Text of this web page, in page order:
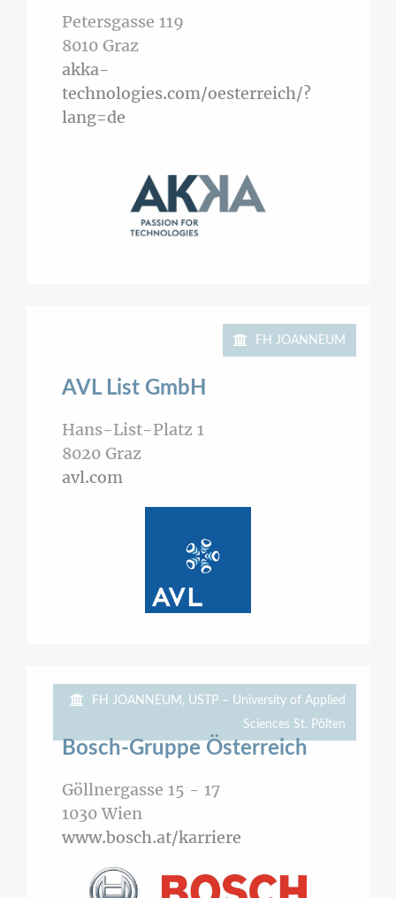
Petersgasse 119
8010 Graz
akka-
technologies.com/oesterreich/?
lang=de
FH JOANNEUM
AVL List GmbH
Hans-List-Platz 1
8020 Graz
avl.com
FH JOANNEUM, USTP – University of Applied
Sciences St. Pölten
Bosch-Gruppe Österreich
Göllnergasse 15 - 17
1030Wien
www.bosch.at/karriere